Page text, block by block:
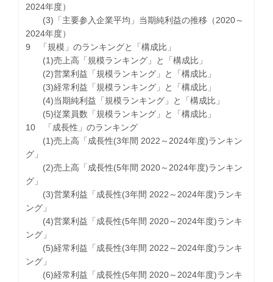
2024年度）
(3)「主要参入企業平均」当期純利益の推移（2020～
2024年度）
9 「規模」のランキングと「構成比」
(1)売上高「規模ランキング」と「構成比」
(2)営業利益「規模ランキング」と「構成比」
(3)経常利益「規模ランキング」と「構成比」
(4)当期純利益「規模ランキング」と「構成比」
(5)従業員数「規模ランキング」と「構成比」
10 「成長性」のランキング
(1)売上高「成長性(3年間 2022～2024年度)ランキン
グ」
(2)売上高「成長性(5年間 2020～2024年度)ランキン
グ」
(3)営業利益「成長性(3年間 2022～2024年度)ランキ
ング」
(4)営業利益「成長性(5年間 2020～2024年度)ランキ
ング」
(5)経常利益「成長性(3年間 2022～2024年度)ランキ
ング」
(6)経常利益「成長性(5年間 2020～2024年度)ランキ